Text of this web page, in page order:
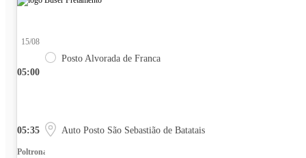
05:00
15/08
Posto Alvorada de Franca
05:35 Auto Posto São Sebastião de Batatais
Poltrona